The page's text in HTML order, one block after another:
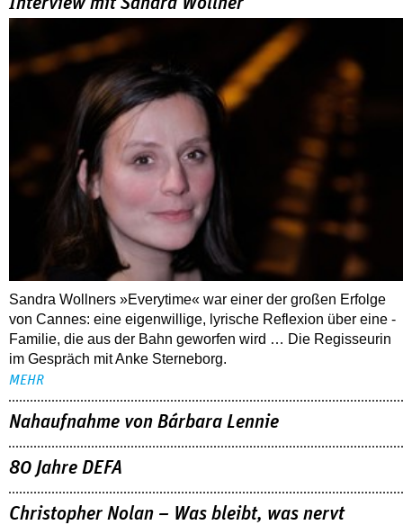
Sandra Wollners »Everytime« war einer der großen Erfolge
von Cannes: eine eigenwillige, lyrische Reflexion über eine ­
Familie, die aus der Bahn geworfen wird … Die Regisseurin
im Gespräch mit Anke Sterneborg.
MEHR
Nahaufnahme von Bárbara Lennie
80 Jahre DEFA
Christopher Nolan – Was bleibt, was nervt